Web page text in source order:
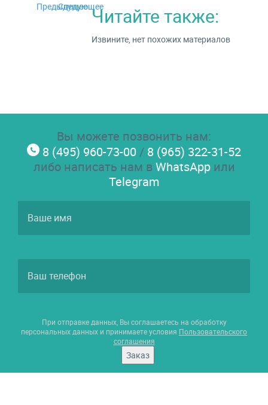
Предыдущее
СледующееЧитайте также:
Извините, нет похожих материалов
Вы можете позвонить нам:
8 (495) 960-73-00 / 8 (965) 322-31-52
либо написать нам вWhatsAppили
Telegram
При отправке данных, Вы соглашаетесь на обработку
персональных данных и принимаете условия Пользовательского
соглашения
Заказ